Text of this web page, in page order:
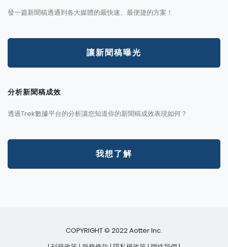
發一篇新聞稿透通到各大媒體的最快速、最便捷的方案！
讓新聞稿曝光
分析新聞稿成效
透過Trek數據平台的分析讓您知道你的新聞稿成效表現如何？
我想了解
COPYRIGHT © 2022 Aotter Inc.